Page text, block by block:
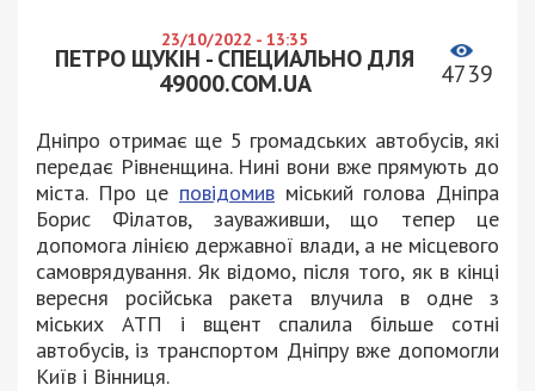
23/10/2022 - 13:35
ПЕТРО ЩУКІН - СПЕЦИАЛЬНО ДЛЯ
49000.COM.UA
4739
Дніпро отримає ще 5 громадських автобусів, які
передає Рівненщина. Нині вони вже прямують до
міста. Про це повідомив міський голова Дніпра
Борис Філатов, зауваживши, що тепер це
допомога лінією державної влади, а не місцевого
самоврядування. Як відомо, після того, як в кінці
вересня російська ракета влучила в одне з
міських АТП і вщент спалила більше сотні
автобусів, із транспортом Дніпру вже допомогли
Київ і Вінниця.